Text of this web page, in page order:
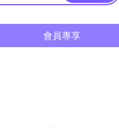
會員專享